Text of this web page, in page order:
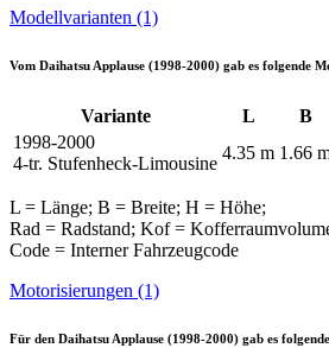
Modellvarianten (1)
Vom Daihatsu Applause (1998-2000) gab es folgende
Variante L B
1998-2000
4-tr. Stufenheck-Limousine
4.35 m 1.66
L = Länge; B = Breite; H = Höhe;
Rad = Radstand; Kof =
Code = Interner Fahrzeugcode
Motorisierungen (1)
Für den Daihatsu Applause (1998-2000) gab es